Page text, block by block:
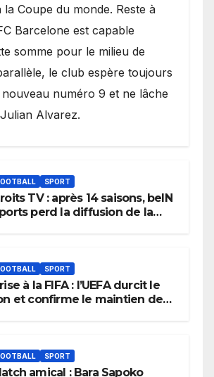
Coupe du monde. Reste à
Barcelone est capable
somme pour le milieu de
le club espère toujours
numéro 9 et ne lâche
Alvarez.
SPORT
TV : après 14 saisons, beIN
perd la diffusion de la
SPORT
à la FIFA : l’UEFA durcit le
et confirme le maintien de
SPORT
amical : Bara Sapoko